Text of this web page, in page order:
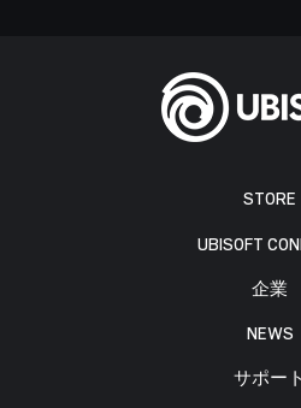
STORE
UBISOFT
企業
NEWS
サポート